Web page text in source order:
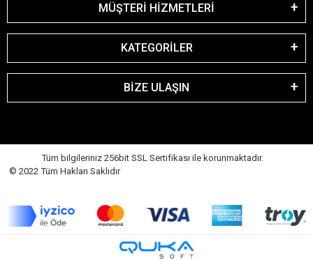
MÜŞTERİ HİZMETLERİ
KATEGORİLER
BİZE ULAŞIN
Tüm bilgileriniz 256bit SSL Sertifikası ile korunmaktadır.
© 2022 Tüm Hakları Saklıdır